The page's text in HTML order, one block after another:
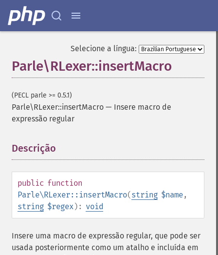
Selecione a língua:
Parle\RLexer::insertMacro
(PECL parle >= 0.5.1)
Parle\RLexer::insertMacro — Insere macro de
expressão regular
Descrição
public function
Parle\RLexer::insertMacro(string $name,
string $regex): void
Insere uma macro de expressão regular, que pode ser
usada posteriormente como um atalho e incluída em